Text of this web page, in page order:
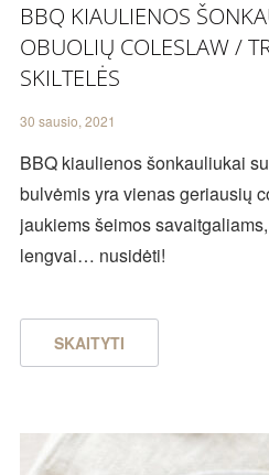
BBQ KIAULIENOS
OBUOLIŲ COLESLAW /
SKILTELĖS
30 sausio, 2021
BBQ kiaulienos šonkauliukai
bulvėmis yra vienas geriausių
jaukiems šeimos
lengvai… nusidėti!
SKAITYTI